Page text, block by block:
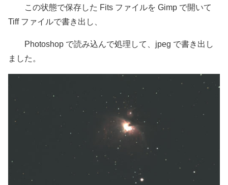
この状態で保存した Fits ファイルを Gimp で開いて
Tiff ファイルで書き出し、
Photoshop で読み込んで処理して、jpeg で書き出し
ました。